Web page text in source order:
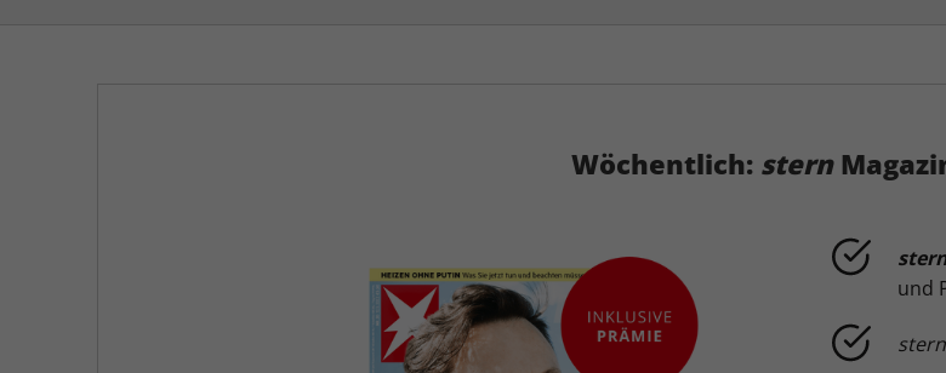
Wöchentlich: stern
und
stern